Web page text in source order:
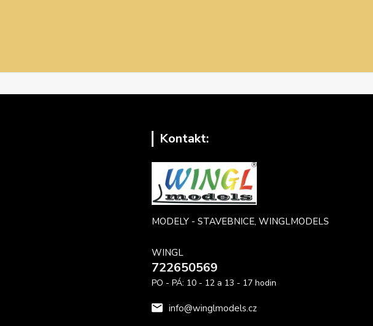
Kontakt:
MODELY - STAVEBNICE, WINGLMODELS
WINGL
722650569
PO - PÁ: 10 - 12 a 13 - 17 hodin
info@winglmodels.cz